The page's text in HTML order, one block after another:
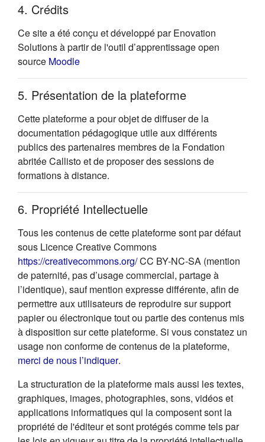
4. Crédits
Ce site a été conçu et développé par Enovation
Solutions à partir de l'outil d’apprentissage open
source Moodle(s'ouvre dans un nouvel onglet)
5. Présentation de la plateforme
Cette plateforme a pour objet de diffuser de la
documentation pédagogique utile aux différents
publics des partenaires membres de la Fondation
abritée Callisto et de proposer des sessions de
formations à distance.
6. Propriété Intellectuelle
Tous les contenus de cette plateforme sont par défaut
sous Licence Creative Commons
https://creativecommons.org/(s'ouvre dans un nouvel
CC BY-NC-SA (mention
de paternité, pas d’usage commercial, partage à
l’identique), sauf mention expresse différente, afin de
permettre aux utilisateurs de reproduire sur support
papier ou électronique tout ou partie des contenus mis
à disposition sur cette plateforme. Si vous constatez un
usage non conforme de contenus de la plateforme,
merci de nous l’indiquer(s'ouvre dans un nouvel onglet)
.
La structuration de la plateforme mais aussi les textes,
graphiques, images, photographies, sons, vidéos et
applications informatiques qui la composent sont la
propriété de l'éditeur et sont protégés comme tels par